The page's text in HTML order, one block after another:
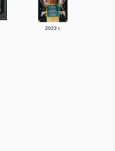
2023 г.